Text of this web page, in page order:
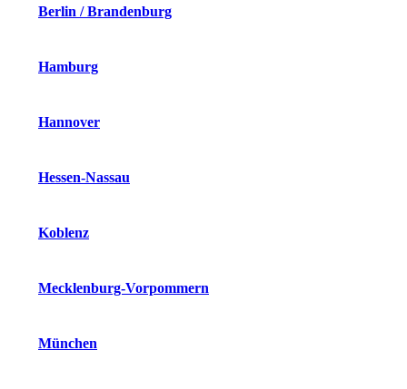
Berlin / Brandenburg
Hamburg
Hannover
Hessen-Nassau
Koblenz
Mecklenburg-Vorpommern
München